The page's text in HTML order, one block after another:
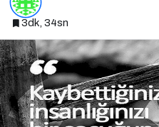
3dk, 34sn